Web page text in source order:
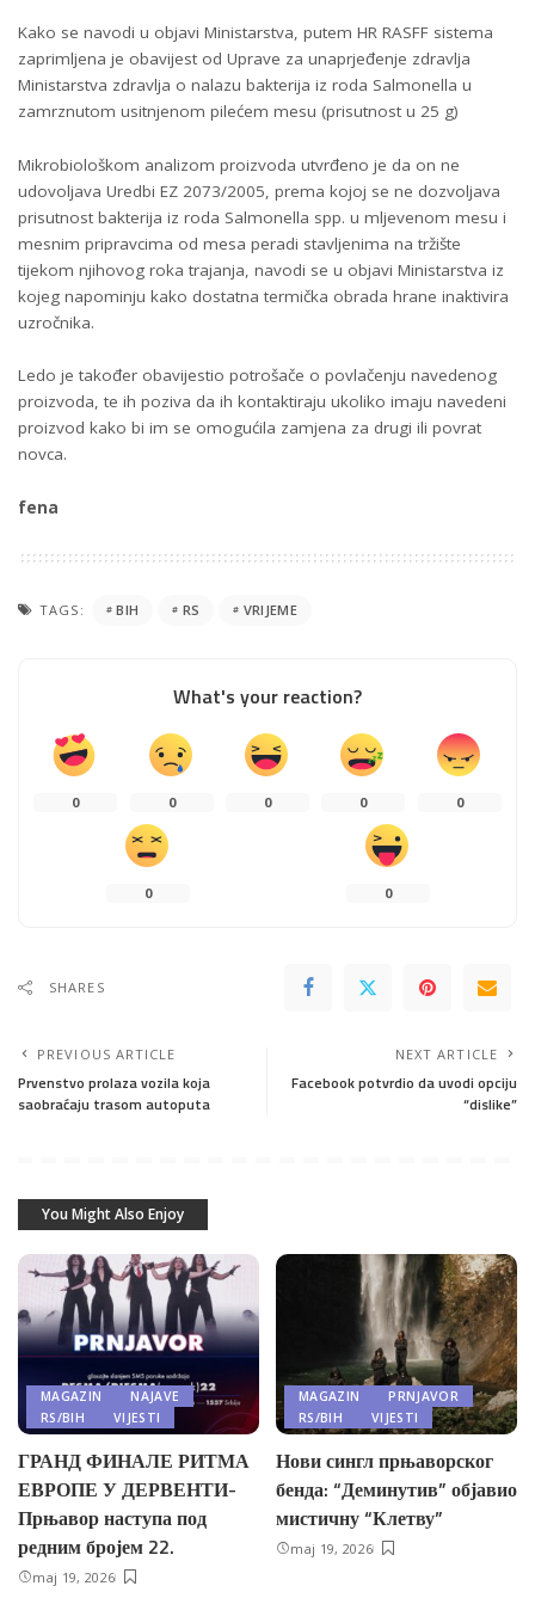
Kako se navodi u objavi Ministarstva, putem HR RASFF sistema
zaprimljena je obavijest od Uprave za unaprjeđenje zdravlja
Ministarstva zdravlja o nalazu bakterija iz roda Salmonella u
zamrznutom usitnjenom pilećem mesu (prisutnost u 25 g)
Mikrobiološkom analizom proizvoda utvrđeno je da on ne
udovoljava Uredbi EZ 2073/2005, prema kojoj se ne dozvoljava
prisutnost bakterija iz roda Salmonella spp. u mljevenom mesu i
mesnim pripravcima od mesa peradi stavljenima na tržište
tijekom njihovog roka trajanja, navodi se u objavi Ministarstva iz
kojeg napominju kako dostatna termička obrada hrane inaktivira
uzročnika.
Ledo je također obavijestio potrošače o povlačenju navedenog
proizvoda, te ih poziva da ih kontaktiraju ukoliko imaju navedeni
proizvod kako bi im se omogućila zamjena za drugi ili povrat
novca.
fena
TAGS: BIH RS VRIJEME
What's your reaction?
0 0 0 0 0
0 0
SHARES
PREVIOUS ARTICLE
Prvenstvo prolaza vozila koja
saobraćaju trasom autoputa
NEXT ARTICLE
Facebook potvrdio da uvodi opciju
“dislike”
You Might Also Enjoy
MAGAZIN
NAJAVE
RS/BIH
VIJESTI
ГРАНД ФИНАЛЕ РИТМА
ЕВРОПЕ У ДЕРВЕНТИ-
Прњавор наступа под
редним бројем 22.
maj 19, 2026
MAGAZIN
PRNJAVOR
RS/BIH
VIJESTI
Нови сингл прњаворског
бенда: “Деминутив” објавио
мистичну “Клетву”
maj 19, 2026